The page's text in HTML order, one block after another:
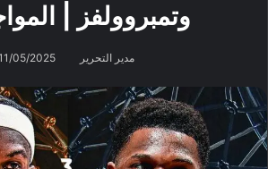
وتمبروولفز |
مدير التحرير 05/2025